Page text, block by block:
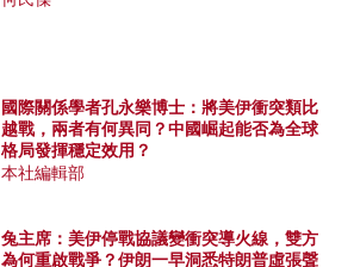
國際關係學者孔永樂博士：將美伊衝突類比
越戰，兩者有何異同？中國崛起能否為全球
格局發揮穩定效用？
本社編輯部
兔主席：美伊停戰協議變衝突導火線，雙方
為何重啟戰爭？伊朗一早洞悉特朗普虛張聲